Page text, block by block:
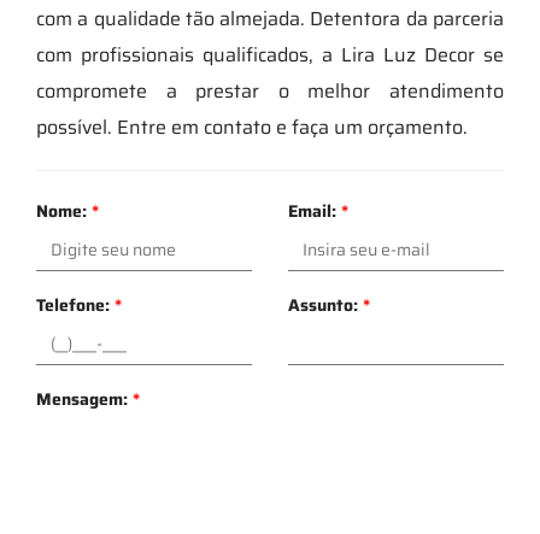
com a qualidade tão almejada. Detentora da parceria
com profissionais qualificados, a Lira Luz Decor se
compromete a prestar o melhor atendimento
possível. Entre em contato e faça um orçamento.
Nome:* Email:*
Telefone:* Assunto:*
Mensagem:*